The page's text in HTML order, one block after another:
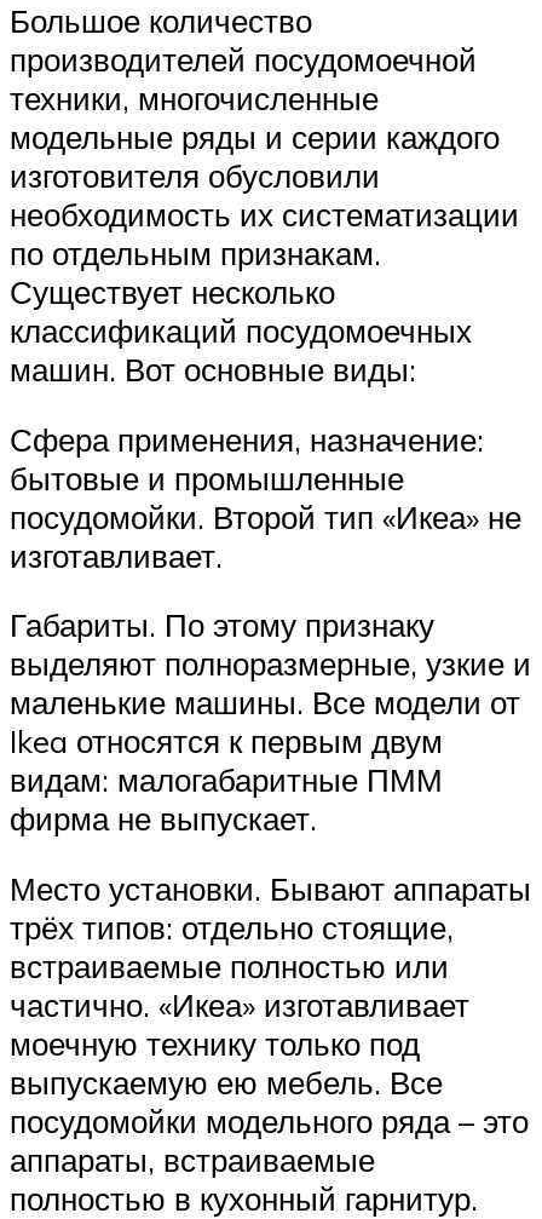
Большое количество
производителей посудомоечной
техники, многочисленные
модельные ряды и серии каждого
изготовителя обусловили
необходимость их систематизации
по отдельным признакам.
Существует несколько
классификаций посудомоечных
машин. Вот основные виды:
Сфера применения, назначение:
бытовые и промышленные
посудомойки. Второй тип «Икеа» не
изготавливает.
Габариты. По этому признаку
выделяют полноразмерные, узкие и
маленькие машины. Все модели от
Ikea относятся к первым двум
видам: малогабаритные ПММ
фирма не выпускает.
Место установки. Бывают аппараты
трёх типов: отдельно стоящие,
встраиваемые полностью или
частично. «Икеа» изготавливает
моечную технику только под
выпускаемую ею мебель. Все
посудомойки модельного ряда – это
аппараты, встраиваемые
полностью в кухонный гарнитур.